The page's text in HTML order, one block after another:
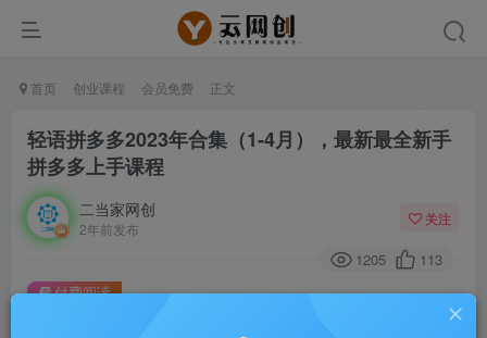
首页 创业课程 会员免费 正文
轻语拼多多2023年合集（1-4月），最新最全新手
拼多多上手课程
二当家网创
2年前发布
关注
1205 113
付费阅读